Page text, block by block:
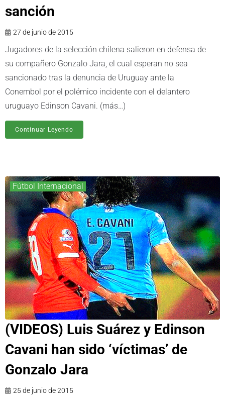
sanción
27 de junio de 2015
Jugadores de la selección chilena salieron en defensa de
su compañero Gonzalo Jara, el cual esperan no sea
sancionado tras la denuncia de Uruguay ante la
Conembol por el polémico incidente con el delantero
uruguayo Edinson Cavani. (más…)
Continuar Leyendo
Fútbol Internacional
(VIDEOS) Luis Suárez y Edinson
Cavani han sido ‘víctimas’ de
25 de junio de 2015